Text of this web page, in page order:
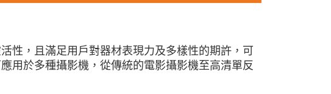
即時審查核予不同之上限額度；若仍有額度不足之情形，本公司將視審查
動。
性，且滿足用戶對器材表現力及多樣性的期許，可
用於多種攝影機，從傳統的電影攝影機至高清單反